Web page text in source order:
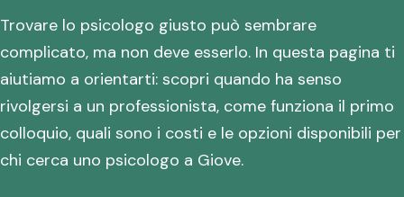
Trovare lo psicologo giusto può sembrare
complicato, ma non deve esserlo. In questa pagina ti
aiutiamo a orientarti: scopri quando ha senso
rivolgersi a un professionista, come funziona il primo
colloquio, quali sono i costi e le opzioni disponibili per
chi cerca uno psicologo a Giove.